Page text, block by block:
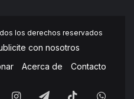
los derechos reservados
con nosotros
Acerca de Contacto
InstagramTelegramTikTok